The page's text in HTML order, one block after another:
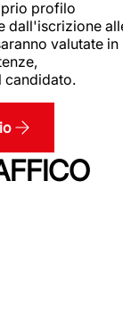
profilo
dall'iscrizione
valutate in
candidato.